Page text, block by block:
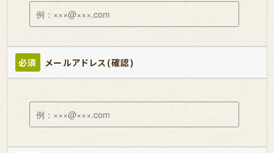
必須 メールアドレス(確認)